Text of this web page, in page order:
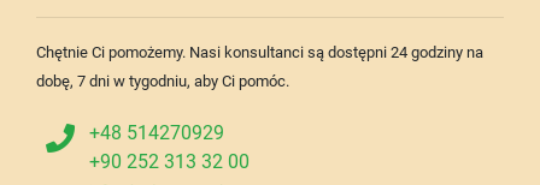
Chętnie Ci pomożemy. Nasi konsultanci są dostępni 24 godziny na
dobę, 7 dni w tygodniu, aby Ci pomóc.
+48 514270929
+90 252 313 32 00